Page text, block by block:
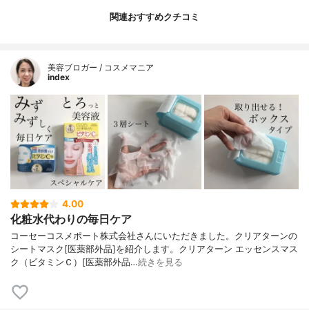
関連おすすめクチコミ
美容ブロガー / コスメマニア
index
4.00
化粧水代わりの毎日ケア
コーセーコスメポート株式会社さんにいただきました。クリアターンの
シートマスク[医薬部外品]を紹介します。クリアターン エッセンスマス
ク（ビタミンＣ）[医薬部外品…続きを見る